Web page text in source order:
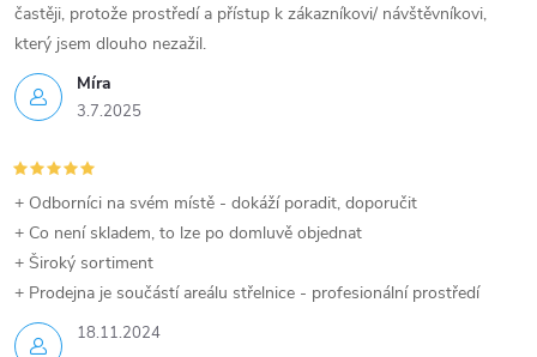
Míra
3.7.2025
častěji, protože prostředí a přístup k zákazníkovi/ návštěvníkovi,
který jsem dlouho nezažil.
18.11.2024
+ Odborníci na svém místě - dokáží poradit, doporučit
+ Co není skladem, to lze po domluvě objednat
+ Široký sortiment
+ Prodejna je součástí areálu střelnice - profesionální prostředí